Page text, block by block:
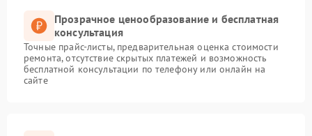
Прозрачное ценообразование и бесплатная
консультация
Точные прайс-листы, предварительная оценка стоимости
ремонта, отсутствие скрытых платежей и возможность
бесплатной консультации по телефону или онлайн на
сайте